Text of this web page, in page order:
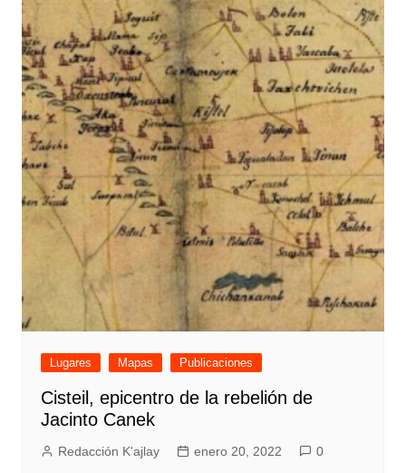
Lugares Mapas Publicaciones
Cisteil, epicentro de la rebelión de
Jacinto Canek
Redacción K'ajlay enero 20, 2022 0